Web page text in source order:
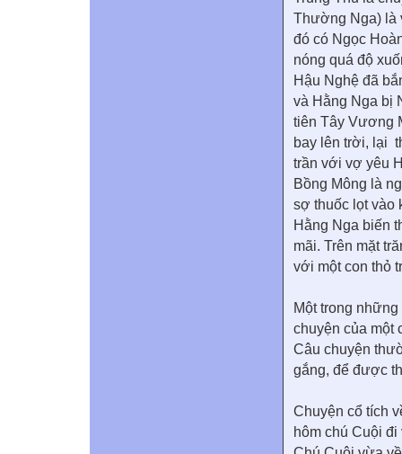
Thường Nga) là
đó có Ngọc
nóng quá độ
Hậu Nghệ đã
và Hằng Nga bị
tiên Tây Vương
bay lên trời, lại
trần với vợ yêu
Bồng Mông là
sợ thuốc lọt vào
Hằng Nga biến
mãi. Trên mặt
với một con thỏ
Một trong
chuyện của một
Câu chuyện
gắng, để được
Chuyện cổ tích
hôm chú Cuội